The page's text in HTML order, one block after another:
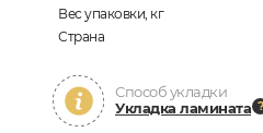
Вес упаковки, кг
Страна
Способ укладки
Укладка ламината